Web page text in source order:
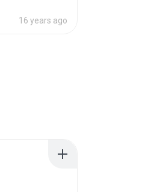
16 years ago